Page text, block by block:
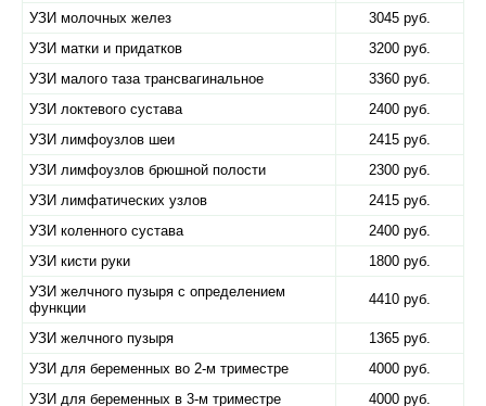
УЗИ молочных желез
3045 руб.
УЗИ матки и придатков
3200 руб.
УЗИ малого таза трансвагинальное
3360 руб.
УЗИ локтевого сустава
2400 руб.
УЗИ лимфоузлов шеи
2415 руб.
УЗИ лимфоузлов брюшной полости
2300 руб.
УЗИ лимфатических узлов
2415 руб.
УЗИ коленного сустава
2400 руб.
УЗИ кисти руки
1800 руб.
УЗИ желчного пузыря с определением
функции
4410 руб.
УЗИ желчного пузыря
1365 руб.
УЗИ для беременных во 2-м триместре
4000 руб.
УЗИ для беременных в 3-м триместре
4000 руб.